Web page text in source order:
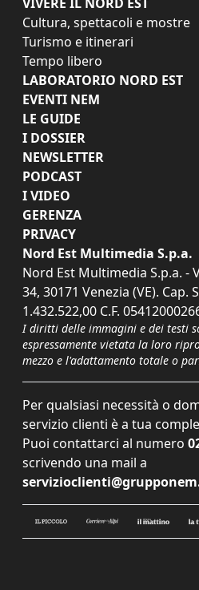
Cultura, spettacoli e mostre
Turismo e itinerari
Tempo libero
LABORATORIO NORD EST
EVENTI NEM
LE GUIDE
I DOSSIER
NEWSLETTER
PODCAST
I VIDEO
GERENZA
PRIVACY
Nord Est Multimedia S.p.a.
Nord Est Multimedia S.p.a. -
34, 30171 Venezia (VE). Cap.
1.432.522,00 C.F.
I diritti delle immagini e dei testi
espressamente vietata la loro
mezzo e l'adattamento totale o
Per qualsiasi necessità o
servizio clienti è a tua
Puoi contattarci al numero
scrivendo una mail a